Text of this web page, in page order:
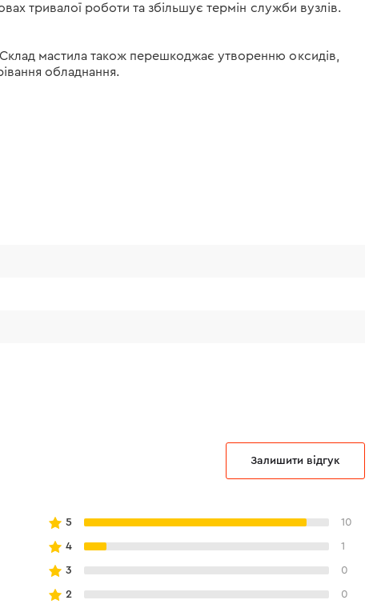
тривалої роботи та збільшує термін служби вузлів.
мастила також перешкоджає утворенню оксидів,
обладнання.
Залишити відгук
5 10
4 1
3 0
2 0